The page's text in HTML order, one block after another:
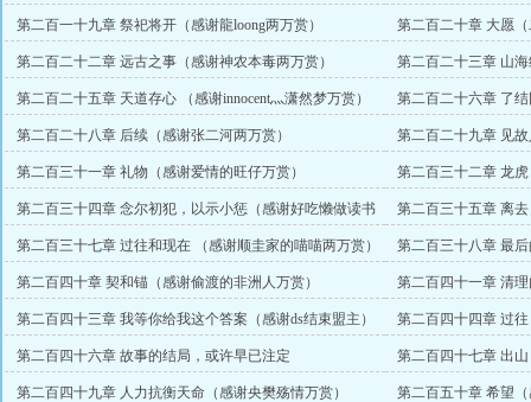
臭臭万赏）
第二百一十九章 祭祀将开（感谢龍loong两万赏）
第二百二十章 大愿
赏）
第二百二十二章 远古之事（感谢神农本毒两万赏） 第二百二十三章 山
第二百二十五章 天道存心 （感谢innocent灬潇然梦万赏） 第二百二十六章 了
第二百二十八章 后续（感谢张二河两万赏） 第二百二十九章 见
第二百三十一章 礼物（感谢爱情的旺仔万赏） 第二百三十二章 龙
第二百三十四章 念尔初犯，以示小惩（感谢好吃懒做读书
客万赏）
第二百三十五章 离
第二百三十七章 过往和现在 （感谢顺圭家的喵喵两万赏） 第二百三十八章 最
第二百四十章 契和锚（感谢偷渡的非洲人万赏） 第二百四十一章 清
第二百四十三章 我等你给我这个答案（感谢ds结束盟主） 第二百四十四章 过
第二百四十六章 故事的结局，或许早已注定
第二百四十七章 出
天假打磨）
第二百四十九章 人力抗衡天命（感谢央樊殇情万赏） 第二百五十章 希望